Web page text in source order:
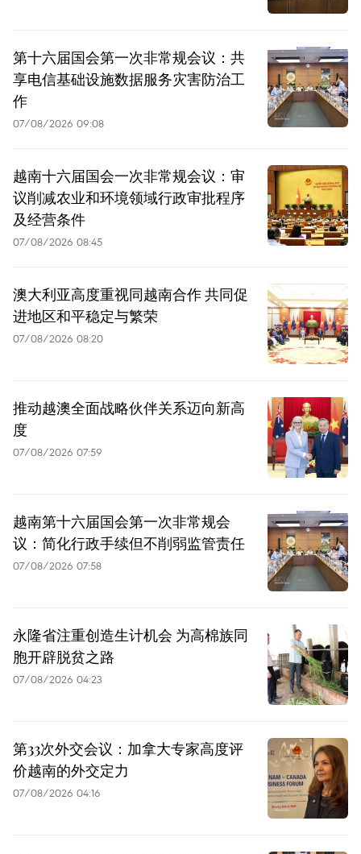
第十六届国会第一次非常规会议：共
享电信基础设施数据服务灾害防治工
作
07/08/2026 09:08
越南十六届国会一次非常规会议：审
议削减农业和环境领域行政审批程序
及经营条件
07/08/2026 08:45
澳大利亚高度重视同越南合作 共同促
进地区和平稳定与繁荣
07/08/2026 08:20
推动越澳全面战略伙伴关系迈向新高
度
07/08/2026 07:59
越南第十六届国会第一次非常规会
议：简化行政手续但不削弱监管责任
07/08/2026 07:58
永隆省注重创造生计机会 为高棉族同
胞开辟脱贫之路
07/08/2026 04:23
第33次外交会议：加拿大专家高度评
价越南的外交定力
07/08/2026 04:16